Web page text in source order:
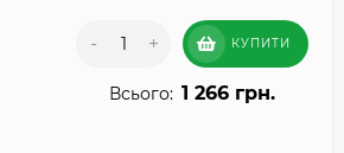
- + КУПИТИ
Всього: 1 266 грн.